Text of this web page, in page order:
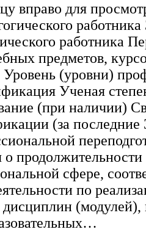
вправо для
работника
работника
предметов,
(уровни)
Ученая
(при наличии)
(за последние
сфере,
по
дисциплин (модулей),